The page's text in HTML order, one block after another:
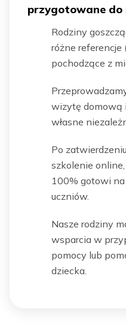
przygotowane do
Rodziny
różne referencje
pochodzące z
wizytę domową
własne
Po
szkolenie
100% gotowi
uczniów.
Nasze rodziny
wsparcia w
pomocy lub
dziecka.